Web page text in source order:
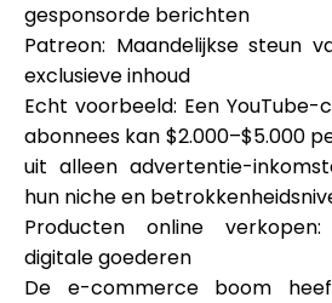
gesponsorde berichten
Patreon: Maandelijkse steun
exclusieve inhoud
Echt voorbeeld: Een
abonnees kan $2.000–$5.000
uit alleen advertentie-
hun niche en
Producten online
digitale goederen
De e-commerce boom